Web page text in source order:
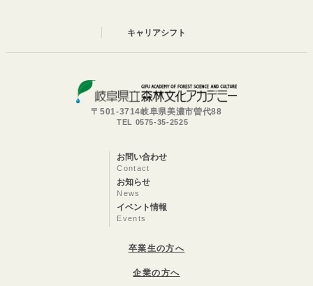
キャリアシフト
〒501-3714岐阜県美濃市曽代88
TEL 0575-35-2525
お問い合わせ
Contact
お知らせ
News
イベント情報
Events
卒業生の方へ
企業の方へ